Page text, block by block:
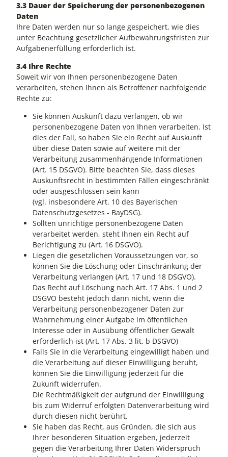
3.3 Dauer der Speicherung der personenbezogenen
Daten
Ihre Daten werden nur so lange gespeichert, wie dies
unter Beachtung gesetzlicher Aufbewahrungsfristen zur
Aufgabenerfüllung erforderlich ist.
3.4 Ihre Rechte
Soweit wir von Ihnen personenbezogene Daten
verarbeiten, stehen Ihnen als Betroffener nachfolgende
Rechte zu:
Sie können Auskunft dazu verlangen, ob wir
personenbezogene Daten von Ihnen verarbeiten. Ist
dies der Fall, so haben Sie ein Recht auf Auskunft
über diese Daten sowie auf weitere mit der
Verarbeitung zusammenhängende Informationen
(Art. 15 DSGVO). Bitte beachten Sie, dass dieses
Auskunftsrecht in bestimmten Fällen eingeschränkt
oder ausgeschlossen sein kann
(vgl. insbesondere Art. 10 des Bayerischen
Datenschutzgesetzes - BayDSG).
Sollten unrichtige personenbezogene Daten
verarbeitet werden, steht Ihnen ein Recht auf
Berichtigung zu (Art. 16 DSGVO).
Liegen die gesetzlichen Voraussetzungen vor, so
können Sie die Löschung oder Einschränkung der
Verarbeitung verlangen (Art. 17 und 18 DSGVO).
Das Recht auf Löschung nach Art. 17 Abs. 1 und 2
DSGVO besteht jedoch dann nicht, wenn die
Verarbeitung personenbezogener Daten zur
Wahrnehmung einer Aufgabe im öffentlichen
Interesse oder in Ausübung öffentlicher Gewalt
erforderlich ist (Art. 17 Abs. 3 lit. b DSGVO)
Falls Sie in die Verarbeitung eingewilligt haben und
die Verarbeitung auf dieser Einwilligung beruht,
können Sie die Einwilligung jederzeit für die
Zukunft widerrufen.
Die Rechtmäßigkeit der aufgrund der Einwilligung
bis zum Widerruf erfolgten Datenverarbeitung wird
durch diesen nicht berührt.
Sie haben das Recht, aus Gründen, die sich aus
Ihrer besonderen Situation ergeben, jederzeit
gegen die Verarbeitung Ihrer Daten Widerspruch